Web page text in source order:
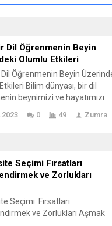
Dil Öğrenmenin Beyin
Olumlu Etkileri
Dil Öğrenmenin Beyin
Bilim dünyası, bir dil
beynimizi ve hayatımızı
bir dil öğrenmenin,
de iyileştirebileceği
🧠✨ Dil öğrenmenin
bu etkileri inceleyeceğiz ve
0 49 Zumra
Seçimi Fırsatları
ve Zorlukları
Seçimi: Fırsatları
ve Zorlukları Aşmak